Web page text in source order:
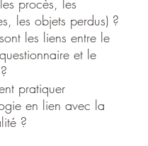
les objets perdus) ?
les liens entre le
et le
pratiquer
en lien avec la
?